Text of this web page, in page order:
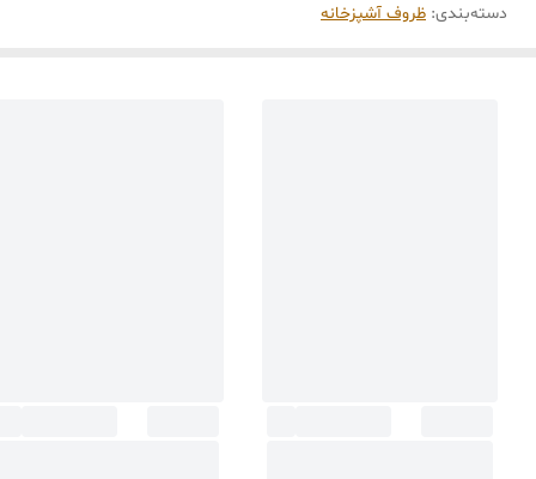
دسته‌بندی: ظروف آشپزخانه